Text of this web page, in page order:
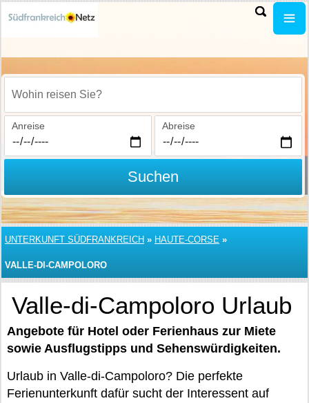
Wohin reisen Sie?
Anreise Abreise
Suchen
UNTERKUNFT SÜDFRANKREICH » HAUTE-CORSE »
VALLE-DI-CAMPOLORO
Valle-di-Campoloro Urlaub
Angebote für Hotel oder Ferienhaus zur Miete
sowie Ausflugstipps und Sehenswürdigkeiten.
Urlaub in Valle-di-Campoloro? Die perfekte
Ferienunterkunft dafür sucht der Interessent auf